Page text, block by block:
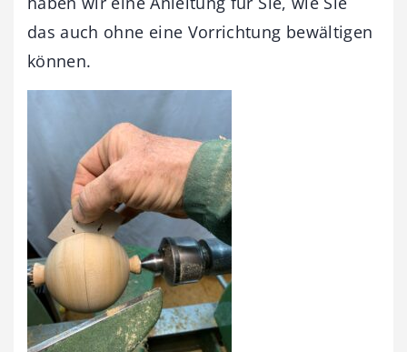
das auch ohne eine Vorrichtung bewältigen
können.